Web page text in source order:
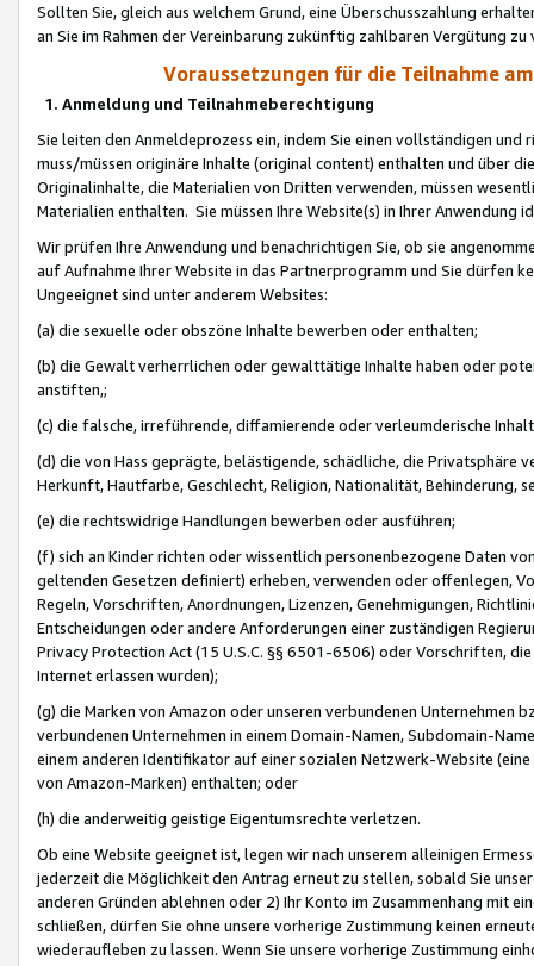
Sollten Sie, gleich aus welchem Grund, eine Überschusszahlung
an Sie im Rahmen der Vereinbarung zukünftig zahlbaren Vergütung zu
Voraussetzungen für die Teilnahme
1. Anmeldung und Teilnahmeberechtigung
Sie leiten den Anmeldeprozess ein, indem Sie einen vollständigen
muss/müssen originäre Inhalte (original content) enthalten und über
Originalinhalte, die Materialien von Dritten verwenden, müssen
Materialien enthalten. Sie müssen Ihre Website(s) in Ihrer Anwendung
Wir prüfen Ihre Anwendung und benachrichtigen Sie, ob sie
auf Aufnahme Ihrer Website in das Partnerprogramm und Sie dürfen
Ungeeignet sind unter anderem Websites:
(a) die sexuelle oder obszöne Inhalte bewerben oder enthalten;
(b) die Gewalt verherrlichen oder gewalttätige Inhalte haben oder
anstiften,;
(c) die falsche, irreführende, diffamierende oder verleumderische
(d) die von Hass geprägte, belästigende, schädliche, die Privatsphäre
Herkunft, Hautfarbe, Geschlecht, Religion, Nationalität, Behinderung,
(e) die rechtswidrige Handlungen bewerben oder ausführen;
(f) sich an Kinder richten oder wissentlich personenbezogene Daten
geltenden Gesetzen definiert) erheben, verwenden oder offenlegen,
Regeln, Vorschriften, Anordnungen, Lizenzen, Genehmigungen,
Entscheidungen oder andere Anforderungen einer zuständigen
Privacy Protection Act (15 U.S.C. §§ 6501-6506) oder Vorschriften,
Internet erlassen wurden);
(g) die Marken von Amazon oder unseren verbundenen Unternehmen
verbundenen Unternehmen in einem Domain-Namen, Subdomain-
einem anderen Identifikator auf einer sozialen Netzwerk-Website
von Amazon-Marken) enthalten; oder
(h) die anderweitig geistige Eigentumsrechte verletzen.
Ob eine Website geeignet ist, legen wir nach unserem alleinigen
jederzeit die Möglichkeit den Antrag erneut zu stellen, sobald Sie
anderen Gründen ablehnen oder 2) Ihr Konto im Zusammenhang mit
schließen, dürfen Sie ohne unsere vorherige Zustimmung keinen
wiederaufleben zu lassen. Wenn Sie unsere vorherige Zustimmung